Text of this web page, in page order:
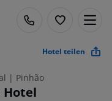
Hotel teilen
| Pinhão
Hotel